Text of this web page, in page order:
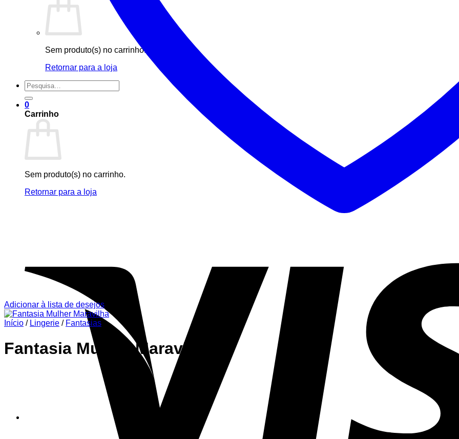
Sem produto(s) no carrinho.
Retornar para a loja
Pesquisar
por:
0
Carrinho
Sem produto(s) no carrinho.
Retornar para a loja
Adicionar à lista de desejos
Início / Lingerie / Fantasias
Fantasia Mulher Maravilha